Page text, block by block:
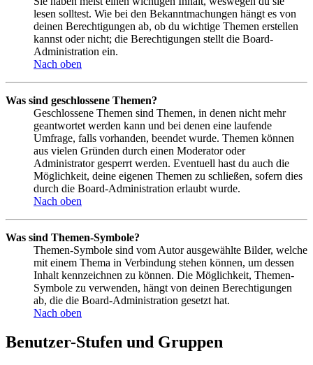
lesen solltest. Wie bei den Bekanntmachungen hängt es von
deinen Berechtigungen ab, ob du wichtige Themen erstellen
kannst oder nicht; die Berechtigungen stellt die Board-
Administration ein.
Nach oben
Was sind geschlossene Themen?
Geschlossene Themen sind Themen, in denen nicht mehr
geantwortet werden kann und bei denen eine laufende
Umfrage, falls vorhanden, beendet wurde. Themen können
aus vielen Gründen durch einen Moderator oder
Administrator gesperrt werden. Eventuell hast du auch die
Möglichkeit, deine eigenen Themen zu schließen, sofern dies
durch die Board-Administration erlaubt wurde.
Nach oben
Was sind Themen-Symbole?
Themen-Symbole sind vom Autor ausgewählte Bilder, welche
mit einem Thema in Verbindung stehen können, um dessen
Inhalt kennzeichnen zu können. Die Möglichkeit, Themen-
Symbole zu verwenden, hängt von deinen Berechtigungen
ab, die die Board-Administration gesetzt hat.
Nach oben
Benutzer-Stufen und Gruppen